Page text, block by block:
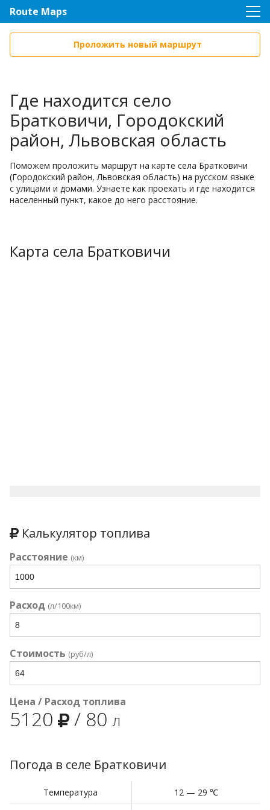
Route Maps
Проложить новый маршрут
Где находится село
Братковичи, Городокский
район, Львовская область
Поможем проложить маршрут на карте села Братковичи
(Городокский район, Львовская область) на русском языке
с улицами и домами. Узнаете как проехать и где находится
населенный пункт, какое до него расстояние.
Карта села Братковичи
Калькулятор топлива
Расстояние (км)
Расход (л/100км)
Стоимость (руб/л)
Цена / Расход топлива
5120 / 80 л
Погода в селе Братковичи
Температура
12 — 29 ℃